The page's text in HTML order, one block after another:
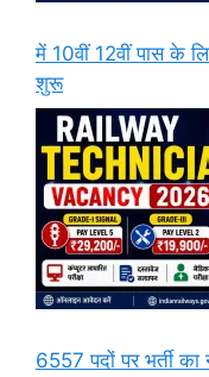
में 10वीं 12वीं पास के
शुरू
6557 पदों पर भर्ती